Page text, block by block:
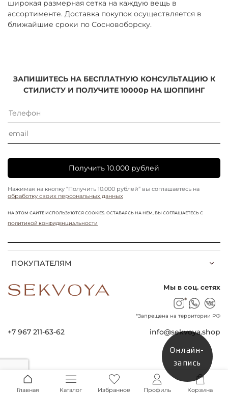
широкая размерная сетка на каждую вещь в
ассортименте. Доставка покупок осуществляется в
ближайшие сроки по Сосновоборску.
ПОКУПАТЕЛЯМ
ЗАПИШИТЕСЬ НА БЕСПЛАТНУЮ КОНСУЛЬТАЦИЮ К
СТИЛИСТУ И ПОЛУЧИТЕ 10000р НА ШОППИНГ
Получить 10.000 рублей
Нажимая на кнопку “Получить 10.000 рублей” вы соглашаетесь на
обработку своих персональных данных
НА ЭТОМ САЙТЕ ИСПОЛЬЗУЮТСЯ COOKIES. ОСТАВАЯСЬ НА НЕМ, ВЫ СОГЛАШАЕТЕСЬ С
ПОЛИТИКОЙ КОНФИДЕНЦИАЛЬНОСТИ
+7 967 211-63-62 info@sekvoya.shop
Мы в соц. сетях
*
*Запрещена на территории РФ
Главная Каталог Избранное Профиль Корзина
Онлайн-
запись